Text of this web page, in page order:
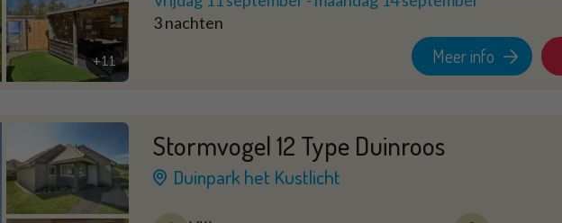
+11
3 nachten
Meer info
Stormvogel 12 Type Duinroos
Duinpark het Kustlicht